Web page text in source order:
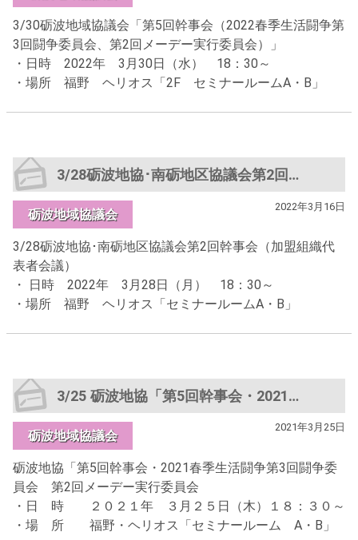
3/30砺波地域協議会「第5回幹事会（2022春季生活闘争第
3回闘争委員会、第2回メーデー実行委員会）」
・日時 2022年 3月30日（水） 18：30～
・場所 福野 ヘリオス「2F セミナールームA・B」
3/28砺波地協･南砺地区協議会第2回幹事会（加盟組織代表者会議）
砺波地域協議会
2022年3月16日
3/28砺波地協･南砺地区協議会第2回幹事会（加盟組織代
表者会議）
・ 日時 2022年 3月28日（月） 18：30～
・場所 福野 ヘリオス「セミナールームA・B」
3/25 砺波地協「第5回幹事会・2021春季生活闘争第3回闘争委員会 第2回メーデー実行委員会
砺波地域協議会
2021年3月25日
砺波地協「第5回幹事会・2021春季生活闘争第3回闘争委
員会 第2回メーデー実行委員会
・日 時 ２０２１年 ３月２５日（木）１８：３０～
・場 所 福野・ヘリオス「セミナールーム A・B」